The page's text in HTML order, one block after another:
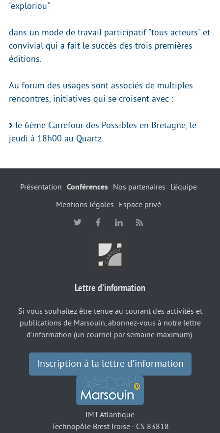
"exploriou"
dans un mode de travail participatif "tous acteurs" et
convivial qui a fait le succès des trois premières
éditions.
Au forum des usages sont associés de multiples
rencontres, initiatives qui se croisent avec :
le 6ème Carrefour des Possibles en Bretagne, le
jeudi à 18h00 au Quartz
Présentation Conférences Nos partenaires
L’équipe
Mentions légales
Espace privé
Lettre d’information
Si vous souhaitez être tenue au courant des activités et
publications de Marsouin, abonnez-vous à notre lettre
d’information (un courriel par semaine maximum).
Inscription à la lettre d’information
IMT Atlantique
Technopôle Brest Iroise - CS 83818